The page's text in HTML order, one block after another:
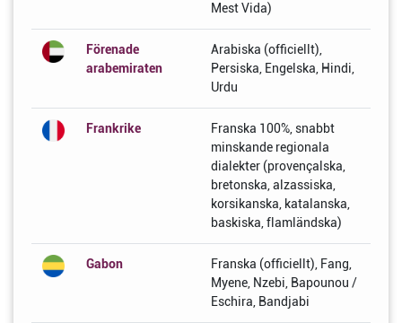
Mest Vida)
Förenade
arabemiraten
Arabiska (officiellt),
Persiska, Engelska, Hindi,
Urdu
Frankrike
Franska 100%, snabbt
minskande regionala
dialekter (provençalska,
bretonska, alzassiska,
korsikanska, katalanska,
baskiska, flamländska)
Gabon
Franska (officiellt), Fang,
Myene, Nzebi, Bapounou /
Eschira, Bandjabi